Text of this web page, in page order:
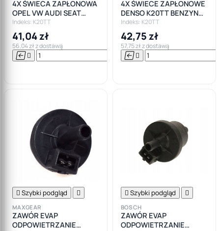
4X ŚWIECA ZAPŁONOWA
OPEL VW AUDI SEAT
BENZYNA LPG
Indeks: K20TT
41,04 zł
56,04 zł z dostawą
  

4X ŚWIECE ZAPŁONOWE
DENSO K20TT BENZYNA
LPG GAZ
Indeks: K20TT
42,75 zł
57,75 zł z dostawą
 
 Szybki podgląd 
MAXGEAR
ZAWÓR EVAP
ODPOWIETRZANIE
 Szybki podgląd 
BOSCH
ZAWÓR EVAP
ODPOWIETRZANIE